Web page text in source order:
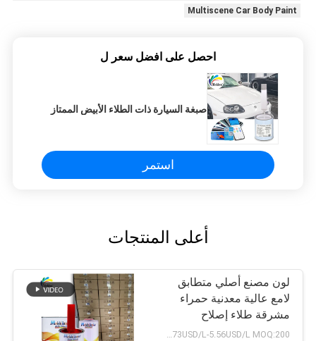
Multiscene Car Body Paint
احصل على افضل سعر ل
صبغة السيارة ذات الطلاء الأبيض الممتاز
استمر
أعلى المنتجات
لون مصنع أصلي متطابق
لامع عالية معدنية حمراء
مشرقة طلاء إصلاح
السيارات
2.73USD/L-5.56USD/L MOQ:200 لتر